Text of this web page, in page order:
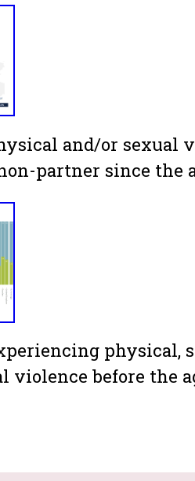
and/or sexual
partner since the
physical,
violence before the